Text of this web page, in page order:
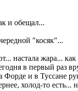
и обещал...
"косяк"...
настала жара...
в первый раз
Форде и в Туссане
холод-то есть...